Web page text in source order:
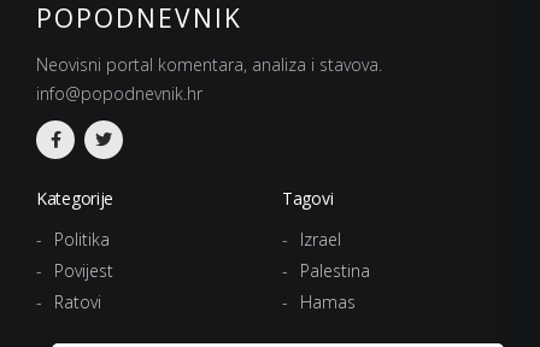
POPODNEVNIK
Neovisni portal komentara, analiza i stavova.
info@popodnevnik.hr
Kategorije
Politika
Povijest
Ratovi
Tagovi
Izrael
Palestina
Hamas